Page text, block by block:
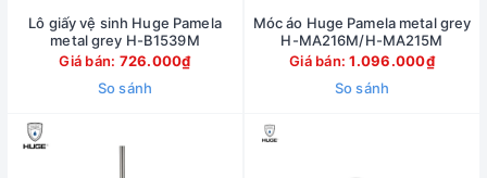
Lô giấy vệ sinh Huge Pamela
metal grey H-B1539M
Giá bán: 726.000₫
So sánh
Móc áo Huge Pamela metal grey
H-MA216M/H-MA215M
Giá bán:1.096.000₫
So sánh